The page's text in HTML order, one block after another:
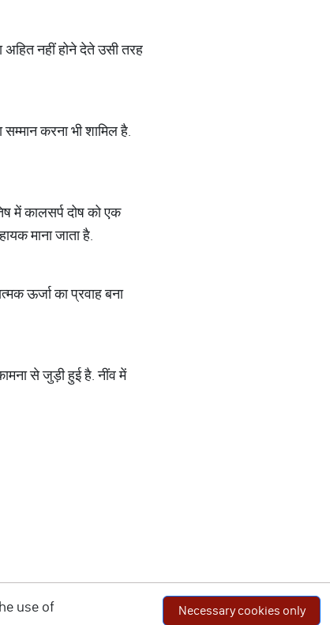
नहीं होने देते उसी तरह
करना भी शामिल है.
में कालसर्प दोष को एक
माना जाता है.
ऊर्जा का प्रवाह बना
से जुड़ी हुई है. नींव में
use of
Necessary cookies only